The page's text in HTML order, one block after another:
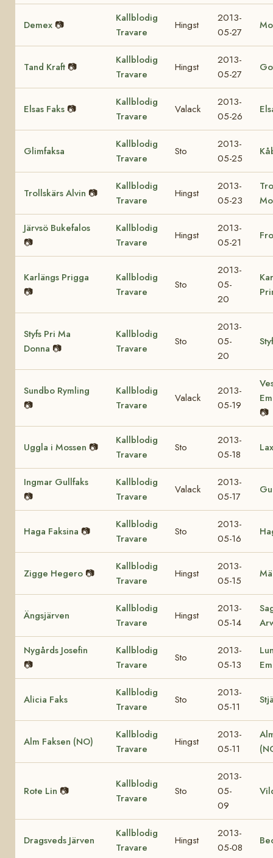
Demex 📷
Kallblodig
Travare
Hingst
2013-
05-27
Tand Kraft 📷
Kallblodig
Travare
Hingst
2013-
05-27
Elsas Faks 📷
Kallblodig
Travare
Valack
2013-
05-26
Glimfaksa
Kallblodig
Travare
Sto
2013-
05-25
Trollskärs Alvin 📷
Kallblodig
Travare
Hingst
2013-
05-23
Järvsö Bukefalos
📷
Kallblodig
Travare
Hingst
2013-
05-21
Karlängs Prigga
📷
Kallblodig
Travare
Sto
2013-
05-
20
Styfs Pri Ma
Donna 📷
Kallblodig
Travare
Sto
2013-
05-
20
Sundbo Rymling
📷
Kallblodig
Travare
Valack
2013-
05-19
📷
Uggla i Mossen 📷
Kallblodig
Travare
Sto
2013-
05-18
Ingmar Gullfaks
📷
Kallblodig
Travare
Valack
2013-
05-17
Haga Faksina 📷
Kallblodig
Travare
Sto
2013-
05-16
Zigge Hegero 📷
Kallblodig
Travare
Hingst
2013-
05-15
Ängsjärven
Kallblodig
Travare
Hingst
2013-
05-14
Nygårds Josefin
📷
Kallblodig
Travare
Sto
2013-
05-13
Alicia Faks
Kallblodig
Travare
Sto
2013-
05-11
Alm Faksen (NO)
Kallblodig
Travare
Hingst
2013-
05-11
Rote Lin 📷
Kallblodig
Travare
Sto
2013-
05-
09
Dragsveds Järven
Kallblodig
Travare
Hingst
2013-
05-08